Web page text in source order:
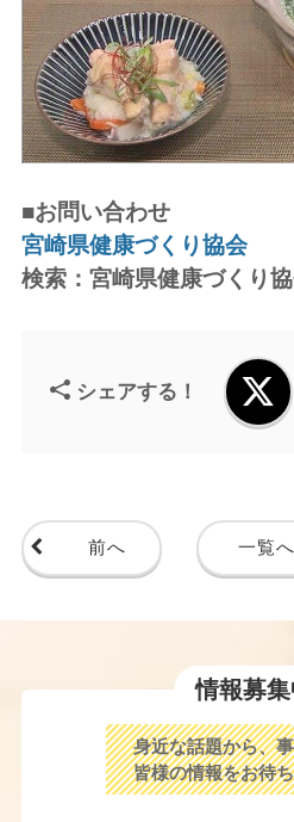
■お問い合わせ
宮崎県健康づくり協会
検索：宮崎県健康づくり
シェアする！
前へ 一覧へ
情報募集
身近な話題から、
皆様の情報をお待